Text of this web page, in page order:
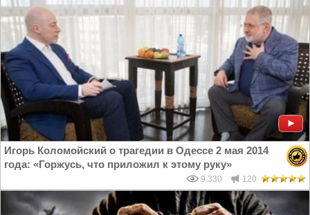
Игорь Коломойский о трагедии в Одессе 2 мая 2014
года: «Горжусь, что приложил к этому руку»
9 330 120